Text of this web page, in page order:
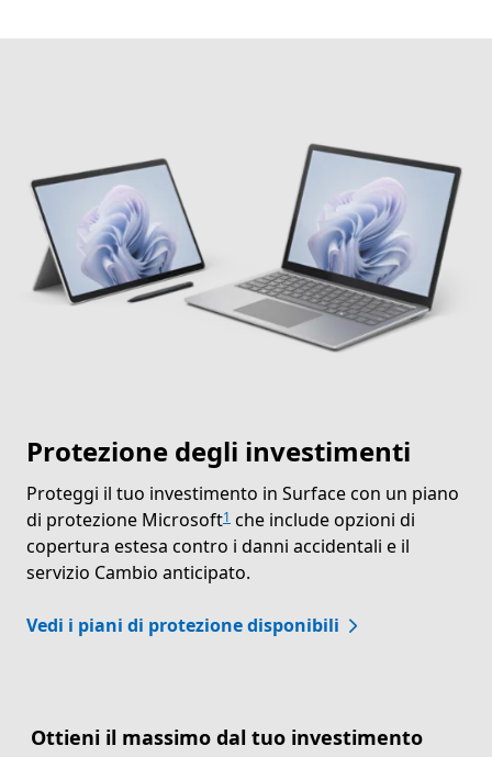
Protezione degli investimenti
Proteggi il tuo investimento in Surface con un piano
di protezione Microsoft1 che include opzioni di
copertura estesa contro i danni accidentali e il
servizio Cambio anticipato.
Vedi i piani di protezione disponibili
Ottieni il massimo dal tuo investimento